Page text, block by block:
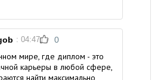
: 04:47 0
мире, где диплом - это
карьеры в любой сфере,
найти максимально